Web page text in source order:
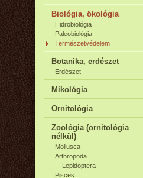
Biológia, ökológia
Hidrobiológia
Paleobiológia
Természetvédelem
Botanika, erdészet
Erdészet
Mikológia
Ornitológia
Zoológia (ornitológia
nélkül)
Mollusca
Arthropoda
Lepidoptera
Pisces